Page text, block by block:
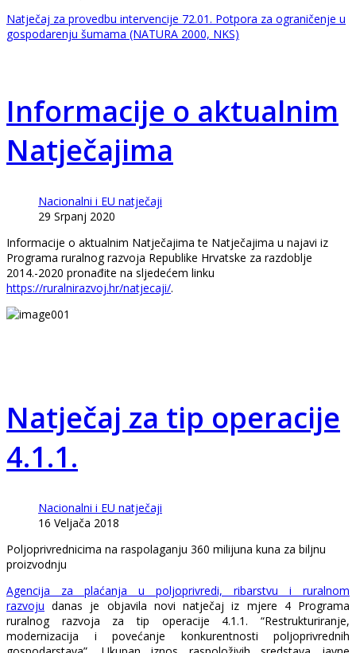
Natječaj za provedbu intervencije 72.01. Potpora za ograničenje u
gospodarenju šumama (NATURA 2000, NKS)
Informacije o aktualnim
Natječajima
Nacionalni i EU natječaji
29 Srpanj 2020
Informacije o aktualnim Natječajima te Natječajima u najavi iz
Programa ruralnog razvoja Republike Hrvatske za razdoblje
2014.-2020 pronađite na sljedećem linku
https://ruralnirazvoj.hr/natjecaji/.
Natječaj za tip operacije
4.1.1.
Nacionalni i EU natječaji
16 Veljača 2018
Poljoprivrednicima na raspolaganju 360 milijuna kuna za biljnu
proizvodnju
Agencija za plaćanja u poljoprivredi, ribarstvu i ruralnom
razvoju danas je objavila novi natječaj iz mjere 4 Programa
ruralnog razvoja za tip operacije 4.1.1. “Restrukturiranje,
modernizacija i povećanje konkurentnosti poljoprivrednih